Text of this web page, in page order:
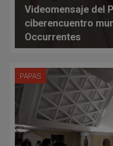
Videomensaje del
ciberencuentro
Occurrentes
PAPAS